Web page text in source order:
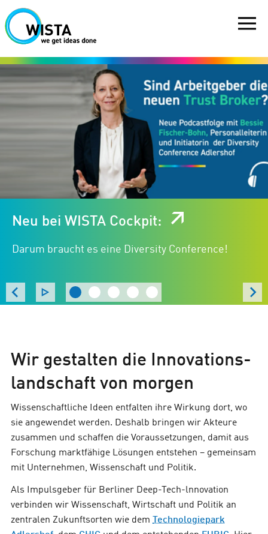
Neu bei WISTA Cockpit:
Darum braucht es eine Diversity Conference!
Unsere Flächen. Euer Wachstum!
Wir gestalten die Innovations­
landschaft von morgen
Wissenschaftliche Ideen entfalten ihre Wirkung dort, wo
sie angewendet werden. Deshalb bringen wir Akteure
zusammen und schaffen die Voraussetzungen, damit aus
Forschung marktfähige Lösungen entstehen – gemeinsam
mit Unternehmen, Wissenschaft und Politik.
Als Impulsgeber für Berliner Deep-Tech-lnnovation
verbinden wir Wissenschaft, Wirtschaft und Politik an
zentralen Zukunftsorten wie dem Technologiepark